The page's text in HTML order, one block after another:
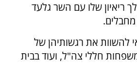
ריאיון שלו עם השר גלעד
להשוות את רגשותיהן של
חללי צה"ל, ועוד בבית